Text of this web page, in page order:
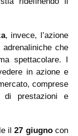
, invece, l’azione
che
spettacolare. I
in azione e
comprese
prestazioni e
il27 giugnocon